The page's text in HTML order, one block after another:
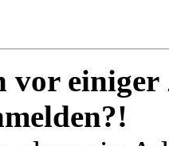
vor